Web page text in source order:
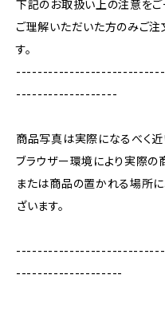
下記のお取扱い上の注意を
ご理解いただいた方のみご
す。
-------------------
商品写真は実際になるべく近
ブラウザー環境により実際の
または商品の置かれる場所
ざいます。
--------------------